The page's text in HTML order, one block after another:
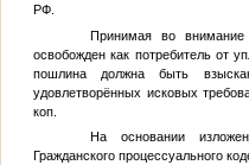
РФ.
Принимая во
освобожден как потребитель от
пошлина должна быть
удовлетворённых исковых
коп.
На основании
Гражданского процессуального